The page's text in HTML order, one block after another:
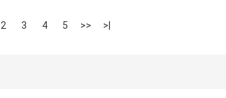
2 3 4 5 >> >|